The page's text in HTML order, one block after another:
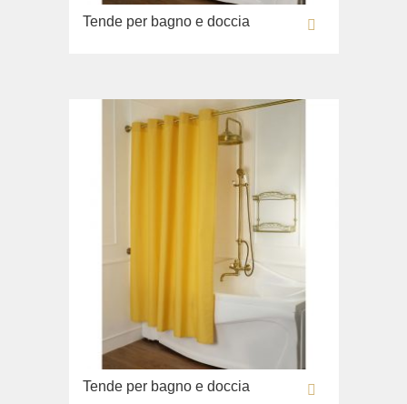
Tende per bagno e doccia
Tende per bagno e doccia